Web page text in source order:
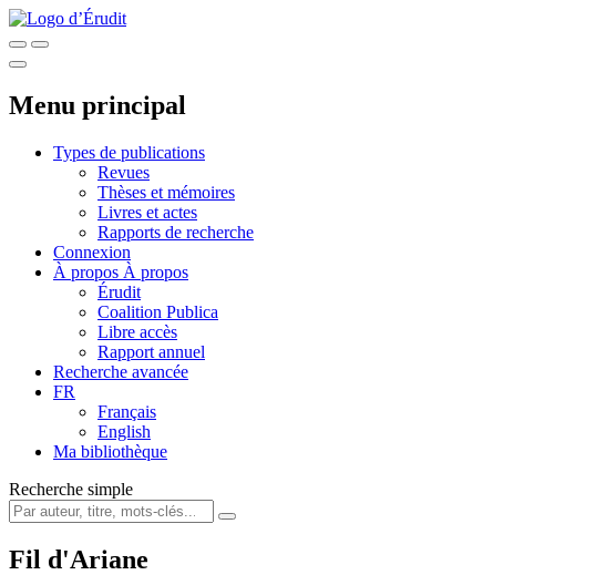
Menu principal
Types de publications
Revues
Thèses et mémoires
Livres et actes
Rapports de recherche
Connexion
À propos À propos
Érudit
Coalition Publica
Libre accès
Rapport annuel
Recherche avancée
FR
Français
English
Ma bibliothèque
Recherche simple
Fil d'Ariane